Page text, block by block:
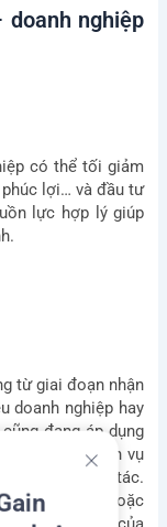
nghiệp
có thể tối giảm
lợi… và đầu tư
lực hợp lý giúp
từ giai đoạn nhận
doanh nghiệp hay
đang áp dụng
quanh dịch vụ
và tương tác.
thông minh hoặc
A